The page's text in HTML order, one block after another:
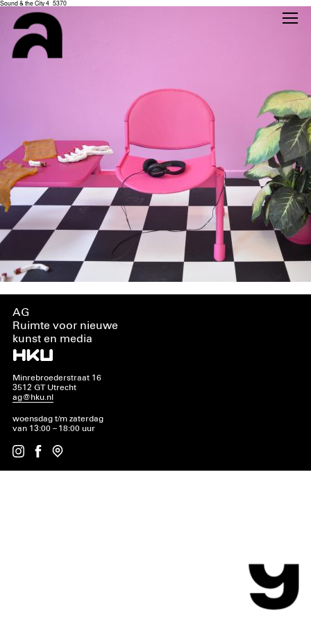
Sound & the City 4_5370
AG
Ruimte voor nieuwe
kunst en media
Minrebroederstraat 16
3512 GT Utrecht
ag@hku.nl
woensdag t/m zaterdag
van 13:00 – 18:00 uur